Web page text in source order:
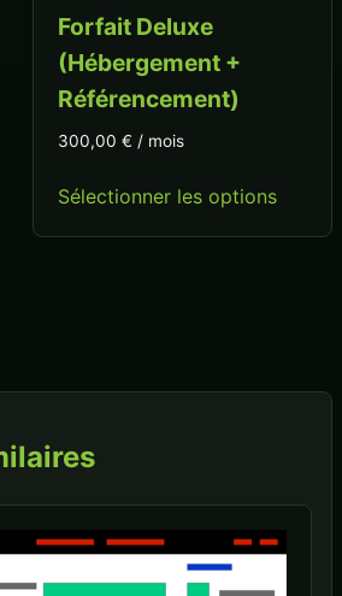
Forfait Deluxe
(Hébergement +
Référencement)
300,00 € / mois
Sélectionner les options